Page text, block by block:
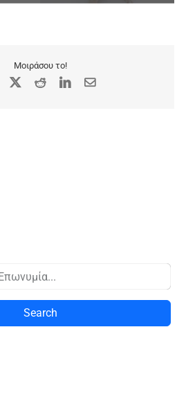
Μοιράσου το!
Facebook RedditLinkedIn
Email
Search